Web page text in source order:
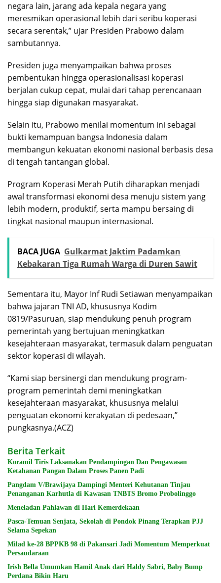
negara lain, jarang ada kepala negara yang
meresmikan operasional lebih dari seribu koperasi
secara serentak,” ujar Presiden Prabowo dalam
sambutannya.
Presiden juga menyampaikan bahwa proses
pembentukan hingga operasionalisasi koperasi
berjalan cukup cepat, mulai dari tahap perencanaan
hingga siap digunakan masyarakat.
Selain itu, Prabowo menilai momentum ini sebagai
bukti kemampuan bangsa Indonesia dalam
membangun kekuatan ekonomi nasional berbasis desa
di tengah tantangan global.
Program Koperasi Merah Putih diharapkan menjadi
awal transformasi ekonomi desa menuju sistem yang
lebih modern, produktif, serta mampu bersaing di
tingkat nasional maupun internasional.
BACA JUGA Gulkarmat Jaktim Padamkan
Kebakaran Tiga Rumah Warga di Duren Sawit
Sementara itu, Mayor Inf Rudi Setiawan menyampaikan
bahwa jajaran TNI AD, khususnya Kodim
0819/Pasuruan, siap mendukung penuh program
pemerintah yang bertujuan meningkatkan
kesejahteraan masyarakat, termasuk dalam penguatan
sektor koperasi di wilayah.
“Kami siap bersinergi dan mendukung program-
program pemerintah demi meningkatkan
kesejahteraan masyarakat, khususnya melalui
penguatan ekonomi kerakyatan di pedesaan,”
pungkasnya.(ACZ)
Berita Terkait
Koramil Tiris Laksanakan Pendampingan Dan Pengawasan
Ketahanan Pangan Dalam Proses Panen Padi
Pangdam V/Brawijaya Dampingi Menteri Kehutanan Tinjau
Penanganan Karhutla di Kawasan TNBTS Bromo Probolinggo
Meneladan Pahlawan di Hari Kemerdekaan
Pasca-Temuan Senjata, Sekolah di Pondok Pinang Terapkan PJJ
Selama Sepekan
Milad ke-28 BPPKB 98 di Pakansari Jadi Momentum Memperkuat
Persaudaraan
Irish Bella Umumkan Hamil Anak dari Haldy Sabri, Baby Bump
Perdana Bikin Haru